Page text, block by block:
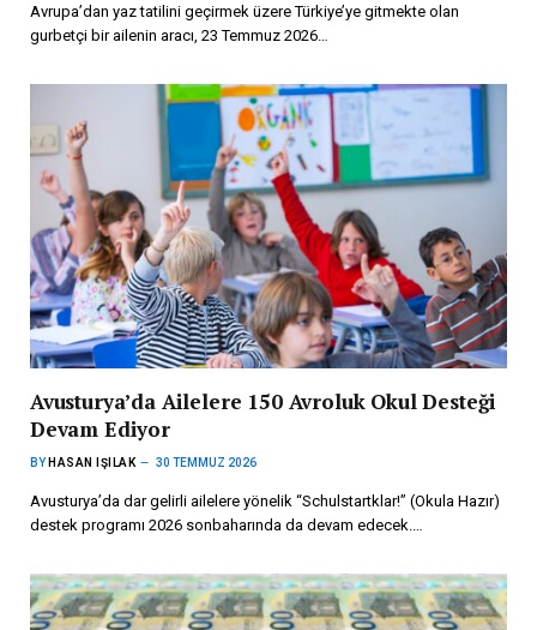
Avrupa’dan yaz tatilini geçirmek üzere Türkiye’ye gitmekte olan
gurbetçi bir ailenin aracı, 23 Temmuz 2026…
Avusturya’da Ailelere 150 Avroluk Okul Desteği
Devam Ediyor
BY HASAN IŞILAK 30 TEMMUZ 2026
Avusturya’da dar gelirli ailelere yönelik “Schulstartklar!” (Okula Hazır)
destek programı 2026 sonbaharında da devam edecek.…